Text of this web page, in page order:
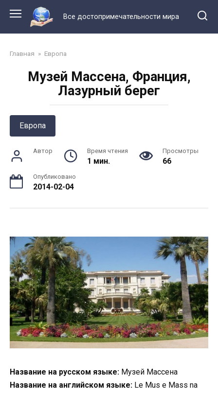
контенту
Все достопримечательности мира
Главная » Европа
Музей Массена, Франция,
Лазурный берег
Европа
Автор Время чтения
1 мин.
Просмотры
66
Опубликовано
2014-02-04
Название на русском языке: Музей Массена
Название на английском языке: Le Mus e Mass na